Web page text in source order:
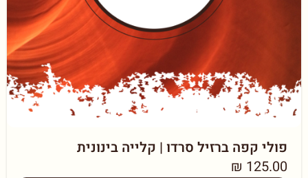
פולי קפה ברזיל סרדו | קלייה בינונית
₪ 125.00